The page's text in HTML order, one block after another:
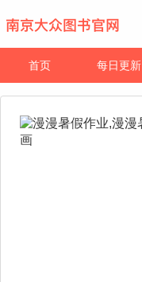
首页 每日更新